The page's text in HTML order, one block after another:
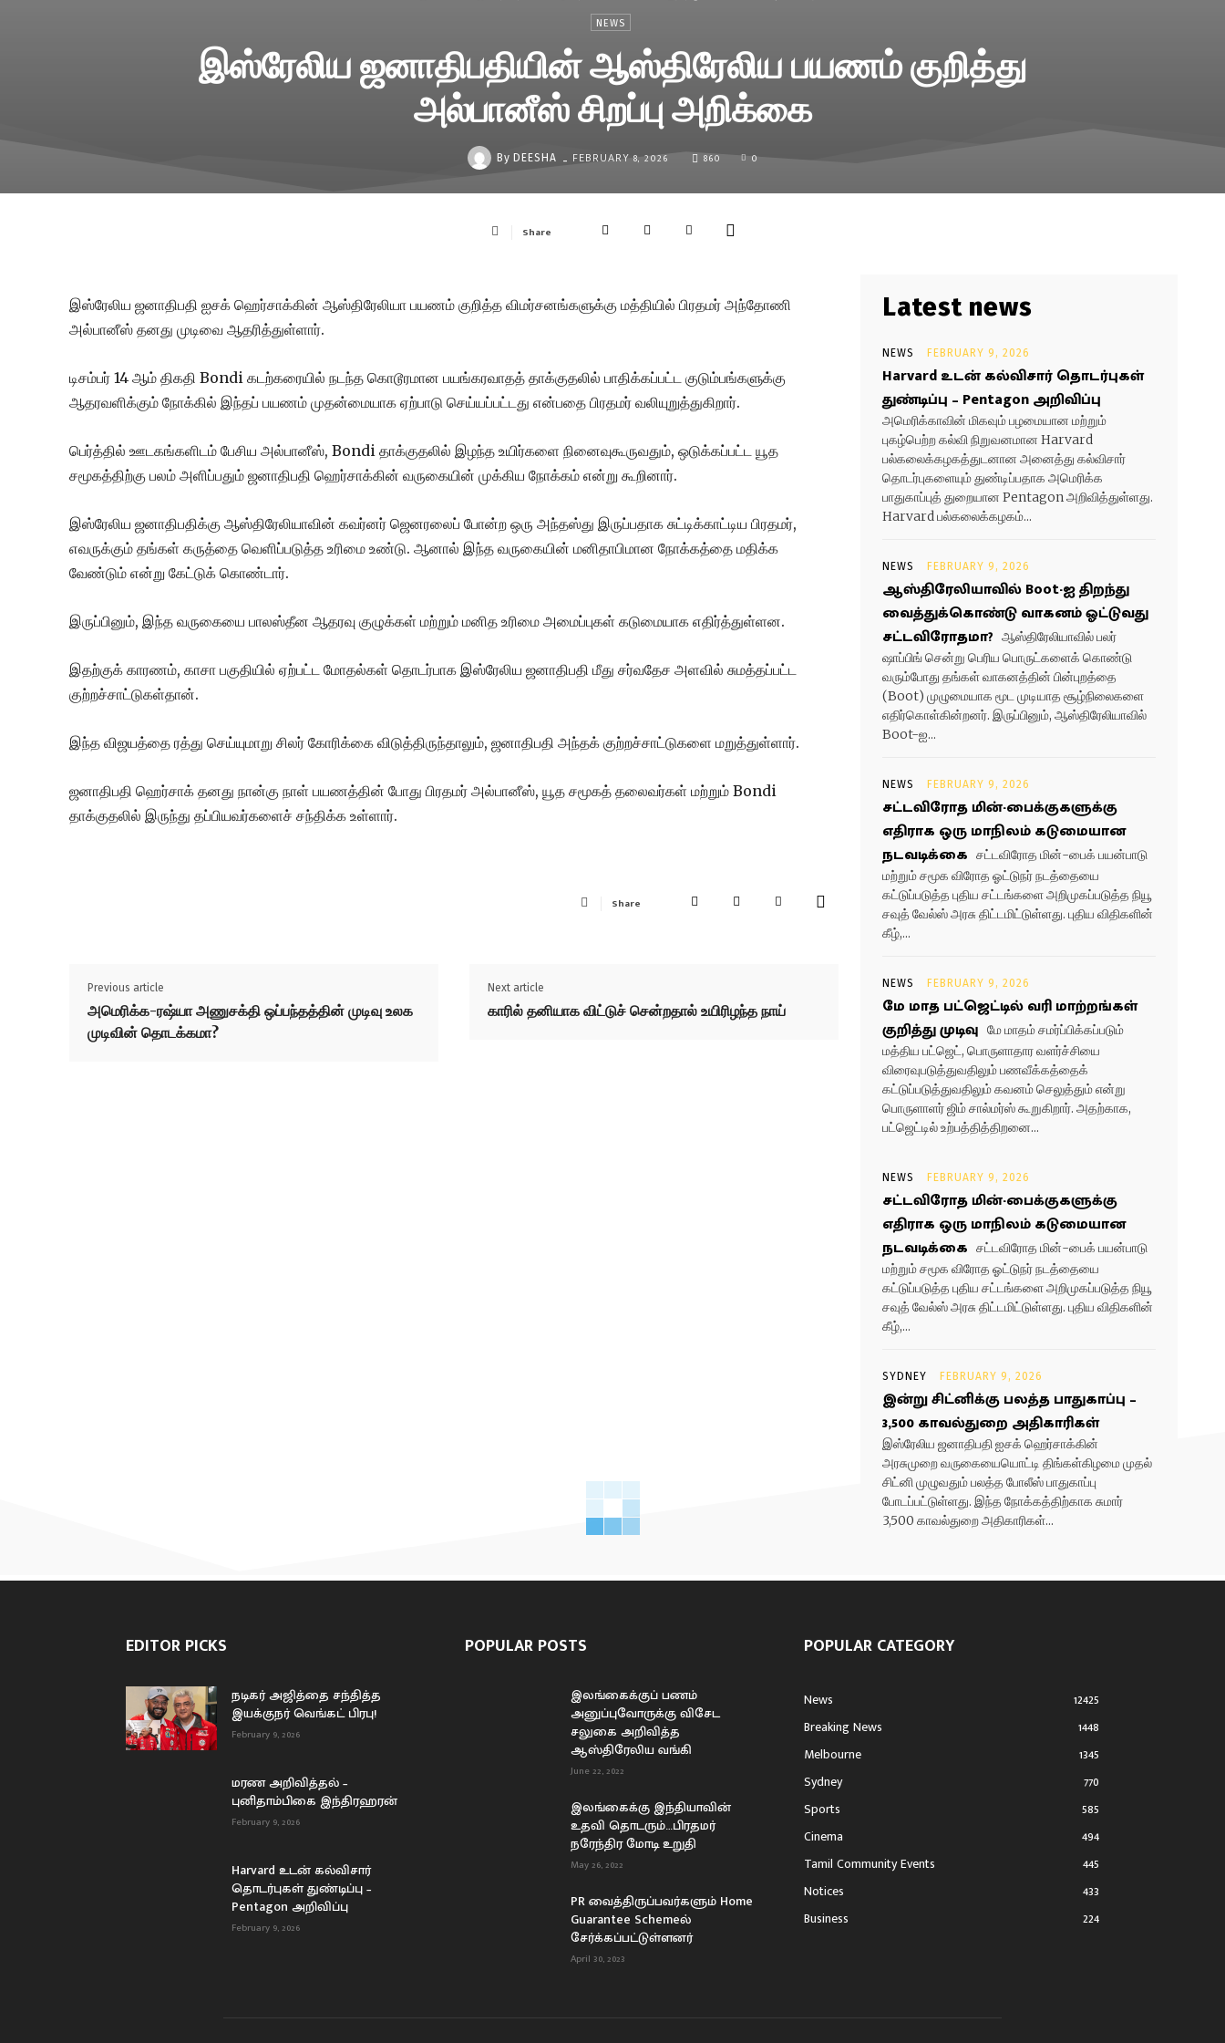
NEWS
இஸ்ரேலிய ஜனாதிபதியின் ஆஸ்திரேலிய பயணம் குறித்து
அல்பானீஸ் சிறப்பு அறிக்கை
By DEESHA - FEBRUARY 8, 2026 860 0
Share
இஸ்ரேலிய ஜனாதிபதி ஐசக் ஹெர்சாக்கின் ஆஸ்திரேலியா பயணம் குறித்த விமர்சனங்களுக்கு மத்தியில் பிரதமர் அந்தோணி
அல்பானீஸ் தனது முடிவை ஆதரித்துள்ளார்.
டிசம்பர் 14 ஆம் திகதி Bondi கடற்கரையில் நடந்த கொடூரமான பயங்கரவாதத் தாக்குதலில் பாதிக்கப்பட்ட குடும்பங்களுக்கு
ஆதரவளிக்கும் நோக்கில் இந்தப் பயணம் முதன்மையாக ஏற்பாடு செய்யப்பட்டது என்பதை பிரதமர் வலியுறுத்துகிறார்.
பெர்த்தில் ஊடகங்களிடம் பேசிய அல்பானீஸ், Bondi தாக்குதலில் இழந்த உயிர்களை நினைவுகூருவதும், ஒடுக்கப்பட்ட யூத
சமூகத்திற்கு பலம் அளிப்பதும் ஜனாதிபதி ஹெர்சாக்கின் வருகையின் முக்கிய நோக்கம் என்று கூறினார்.
இஸ்ரேலிய ஜனாதிபதிக்கு ஆஸ்திரேலியாவின் கவர்னர் ஜெனரலைப் போன்ற ஒரு அந்தஸ்து இருப்பதாக சுட்டிக்காட்டிய பிரதமர்,
எவருக்கும் தங்கள் கருத்தை வெளிப்படுத்த உரிமை உண்டு. ஆனால் இந்த வருகையின் மனிதாபிமான நோக்கத்தை மதிக்க
வேண்டும் என்று கேட்டுக் கொண்டார்.
இருப்பினும், இந்த வருகையை பாலஸ்தீன ஆதரவு குழுக்கள் மற்றும் மனித உரிமை அமைப்புகள் கடுமையாக எதிர்த்துள்ளன.
இதற்குக் காரணம், காசா பகுதியில் ஏற்பட்ட மோதல்கள் தொடர்பாக இஸ்ரேலிய ஜனாதிபதி மீது சர்வதேச அளவில் சுமத்தப்பட்ட
குற்றச்சாட்டுகள்தான்.
இந்த விஜயத்தை ரத்து செய்யுமாறு சிலர் கோரிக்கை விடுத்திருந்தாலும், ஜனாதிபதி அந்தக் குற்றச்சாட்டுகளை மறுத்துள்ளார்.
ஜனாதிபதி ஹெர்சாக் தனது நான்கு நாள் பயணத்தின் போது பிரதமர் அல்பானீஸ், யூத சமூகத் தலைவர்கள் மற்றும் Bondi
தாக்குதலில் இருந்து தப்பியவர்களைச் சந்திக்க உள்ளார்.
Share
Previous article
அமெரிக்க-ரஷ்யா அணுசக்தி ஒப்பந்தத்தின் முடிவு உலக
முடிவின் தொடக்கமா?
Next article
காரில் தனியாக விட்டுச் சென்றதால் உயிரிழந்த நாய்
Latest news
NEWS FEBRUARY 9, 2026
Harvard உடன் கல்விசார் தொடர்புகள்
துண்டிப்பு – Pentagon அறிவிப்பு
அமெரிக்காவின் மிகவும் பழமையான மற்றும்
புகழ்பெற்ற கல்வி நிறுவனமான Harvard
பல்கலைக்கழகத்துடனான அனைத்து கல்விசார்
தொடர்புகளையும் துண்டிப்பதாக அமெரிக்க
பாதுகாப்புத் துறையான Pentagon அறிவித்துள்ளது.
Harvard பல்கலைக்கழகம்...
NEWS FEBRUARY 9, 2026
ஆஸ்திரேலியாவில் Boot-ஐ திறந்து
வைத்துக்கொண்டு வாகனம் ஓட்டுவது
சட்டவிரோதமா? ஆஸ்திரேலியாவில் பலர்
ஷாப்பிங் சென்று பெரிய பொருட்களைக் கொண்டு
வரும்போது தங்கள் வாகனத்தின் பின்புறத்தை
(Boot) முழுமையாக மூட முடியாத சூழ்நிலைகளை
எதிர்கொள்கின்றனர். இருப்பினும், ஆஸ்திரேலியாவில்
Boot-ஐ...
NEWS FEBRUARY 9, 2026
சட்டவிரோத மின்-பைக்குகளுக்கு
எதிராக ஒரு மாநிலம் கடுமையான
நடவடிக்கை சட்டவிரோத மின்-பைக் பயன்பாடு
மற்றும் சமூக விரோத ஓட்டுநர் நடத்தையை
கட்டுப்படுத்த புதிய சட்டங்களை அறிமுகப்படுத்த நியூ
சவுத் வேல்ஸ் அரசு திட்டமிட்டுள்ளது. புதிய விதிகளின்
கீழ்,...
NEWS FEBRUARY 9, 2026
மே மாத பட்ஜெட்டில் வரி மாற்றங்கள்
குறித்து முடிவு மே மாதம் சமர்ப்பிக்கப்படும்
மத்திய பட்ஜெட், பொருளாதார வளர்ச்சியை
விரைவுபடுத்துவதிலும் பணவீக்கத்தைக்
கட்டுப்படுத்துவதிலும் கவனம் செலுத்தும் என்று
பொருளாளர் ஜிம் சால்மர்ஸ் கூறுகிறார். அதற்காக,
பட்ஜெட்டில் உற்பத்தித்திறனை...
NEWS FEBRUARY 9, 2026
சட்டவிரோத மின்-பைக்குகளுக்கு
எதிராக ஒரு மாநிலம் கடுமையான
நடவடிக்கை சட்டவிரோத மின்-பைக் பயன்பாடு
மற்றும் சமூக விரோத ஓட்டுநர் நடத்தையை
கட்டுப்படுத்த புதிய சட்டங்களை அறிமுகப்படுத்த நியூ
சவுத் வேல்ஸ் அரசு திட்டமிட்டுள்ளது. புதிய விதிகளின்
கீழ்,...
SYDNEY FEBRUARY 9, 2026
இன்று சிட்னிக்கு பலத்த பாதுகாப்பு –
3,500 காவல்துறை அதிகாரிகள்
இஸ்ரேலிய ஜனாதிபதி ஐசக் ஹெர்சாக்கின்
அரசுமுறை வருகையையொட்டி திங்கள்கிழமை முதல்
சிட்னி முழுவதும் பலத்த போலீஸ் பாதுகாப்பு
போடப்பட்டுள்ளது. இந்த நோக்கத்திற்காக சுமார்
3,500 காவல்துறை அதிகாரிகள்...
EDITOR PICKS
நடிகர் அஜித்தை சந்தித்த
இயக்குநர் வெங்கட் பிரபு!
February 9, 2026
மரண அறிவித்தல் –
புனிதாம்பிகை இந்திரஹரன்
February 9, 2026
Harvard உடன் கல்விசார்
தொடர்புகள் துண்டிப்பு –
Pentagon அறிவிப்பு
February 9, 2026
POPULAR POSTS
இலங்கைக்குப் பணம்
அனுப்புவோருக்கு விசேட
சலுகை அறிவித்த
ஆஸ்திரேலிய வங்கி
June 22, 2022
இலங்கைக்கு இந்தியாவின்
உதவி தொடரும்…பிரதமர்
நரேந்திர மோடி உறுதி
May 26, 2022
PR வைத்திருப்பவர்களும் Home
Guarantee Schemeல்
சேர்க்கப்பட்டுள்ளனர்
April 30, 2023
POPULAR CATEGORY
News
12425
Breaking News
1448
Melbourne
1345
Sydney
770
Sports
585
Cinema
494
Tamil Community Events
445
Notices
433
Business
224